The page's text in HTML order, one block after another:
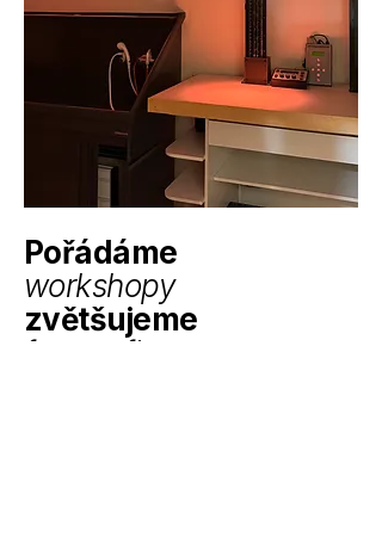
Pořádáme
workshopy
zvětšujeme
fotografie